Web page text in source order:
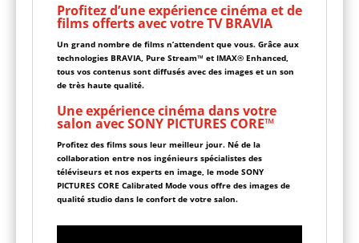
Profitez d’une expérience cinéma et de
films offerts avec votre TV BRAVIA
Un grand nombre de films n’attendent que vous. Grâce aux
technologies BRAVIA, Pure Stream™ et IMAX® Enhanced,
tous vos contenus sont diffusés avec des images et un son
de très haute qualité.
Une expérience cinéma dans votre
salon avec SONY PICTURES CORE™
Profitez des films sous leur meilleur jour. Né de la
collaboration entre nos ingénieurs spécialistes des
téléviseurs et nos experts en image, le mode SONY
PICTURES CORE Calibrated Mode vous offre des images de
qualité studio dans le confort de votre salon.